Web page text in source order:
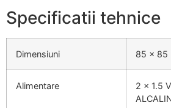
Specificatii tehnice
Dimensiuni 85 x 85
Alimentare
2 x 1.5